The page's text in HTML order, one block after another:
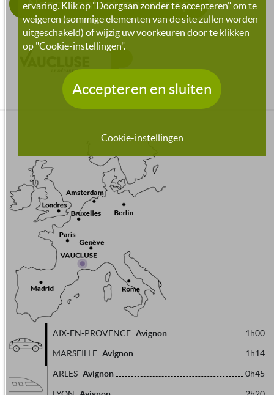
Neem contact met ons op
AIX-EN-PROVENCE Avignon 1h00
MARSEILLE Avignon 1h14
ARLES Avignon 0h45
ervaring. Klik op "Doorgaan zonder te accepteren" om te
weigeren (sommige elementen van de site zullen worden
uitgeschakeld) of wijzig uw voorkeuren door te klikken
op "Cookie-instellingen".
Cookie-instellingen
Accepteren en sluiten